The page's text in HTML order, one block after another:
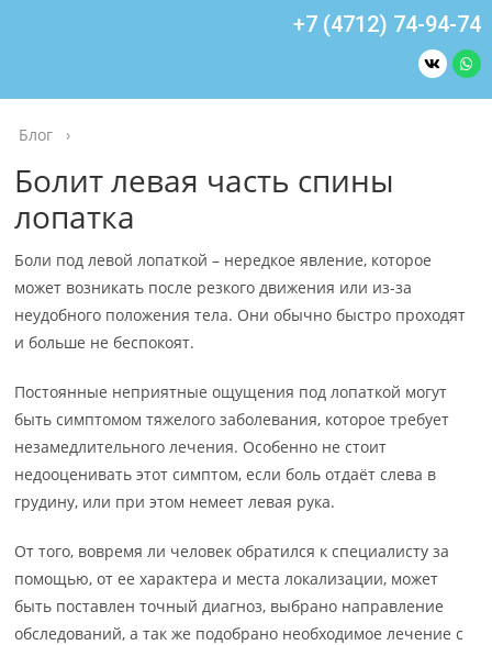
+7 (4712) 74-94-74
Блог ›
Болит левая часть спины
лопатка
Боли под левой лопаткой – нередкое явление, которое
может возникать после резкого движения или из-за
неудобного положения тела. Они обычно быстро проходят
и больше не беспокоят.
Постоянные неприятные ощущения под лопаткой могут
быть симптомом тяжелого заболевания, которое требует
незамедлительного лечения. Особенно не стоит
недооценивать этот симптом, если боль отдаёт слева в
грудину, или при этом немеет левая рука.
От того, вовремя ли человек обратился к специалисту за
помощью, от ее характера и места локализации, может
быть поставлен точный диагноз, выбрано направление
обследований, а так же подобрано необходимое лечение с